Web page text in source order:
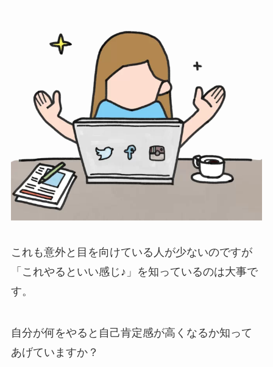
これも意外と目を向けている人が少ないのですが
「これやるといい感じ♪」を知っているのは大事で
す。
自分が何をやると自己肯定感が高くなるか知って
あげていますか？